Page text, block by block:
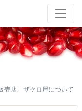
売店、ザクロ屋について